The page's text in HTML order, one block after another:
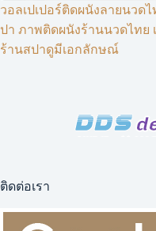
วอลเปเปอร์ติดผนังลายนวด
ปา ภาพติดผนังร้านนวดไทย
ร้านสปาดูมีเอกลักษณ์
ติดต่อเรา